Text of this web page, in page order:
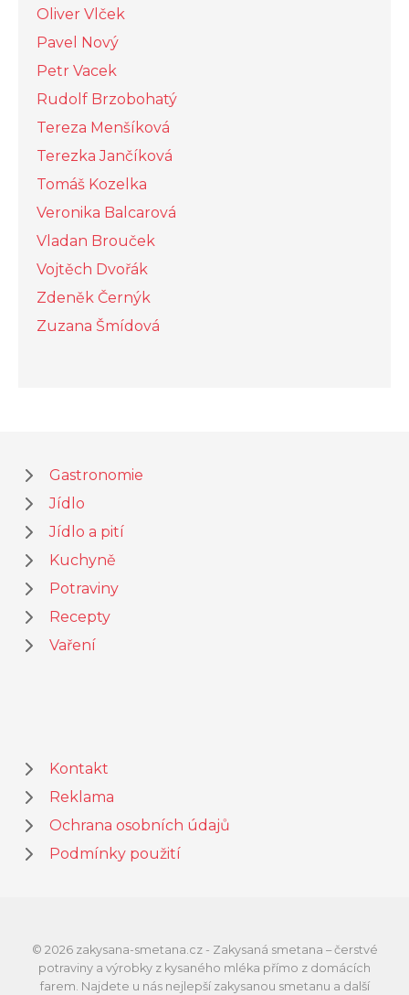
Oliver Vlček
Pavel Nový
Petr Vacek
Rudolf Brzobohatý
Tereza Menšíková
Terezka Jančíková
Tomáš Kozelka
Veronika Balcarová
Vladan Brouček
Vojtěch Dvořák
Zdeněk Černýk
Zuzana Šmídová
Gastronomie
Jídlo
Jídlo a pití
Kuchyně
Potraviny
Recepty
Vaření
Kontakt
Reklama
Ochrana osobních údajů
Podmínky použití
© 2026 zakysana-smetana.cz - Zakysaná smetana – čerstvé
potraviny a výrobky z kysaného mléka přímo z domácích
farem. Najdete u nás nejlepší zakysanou smetanu a další